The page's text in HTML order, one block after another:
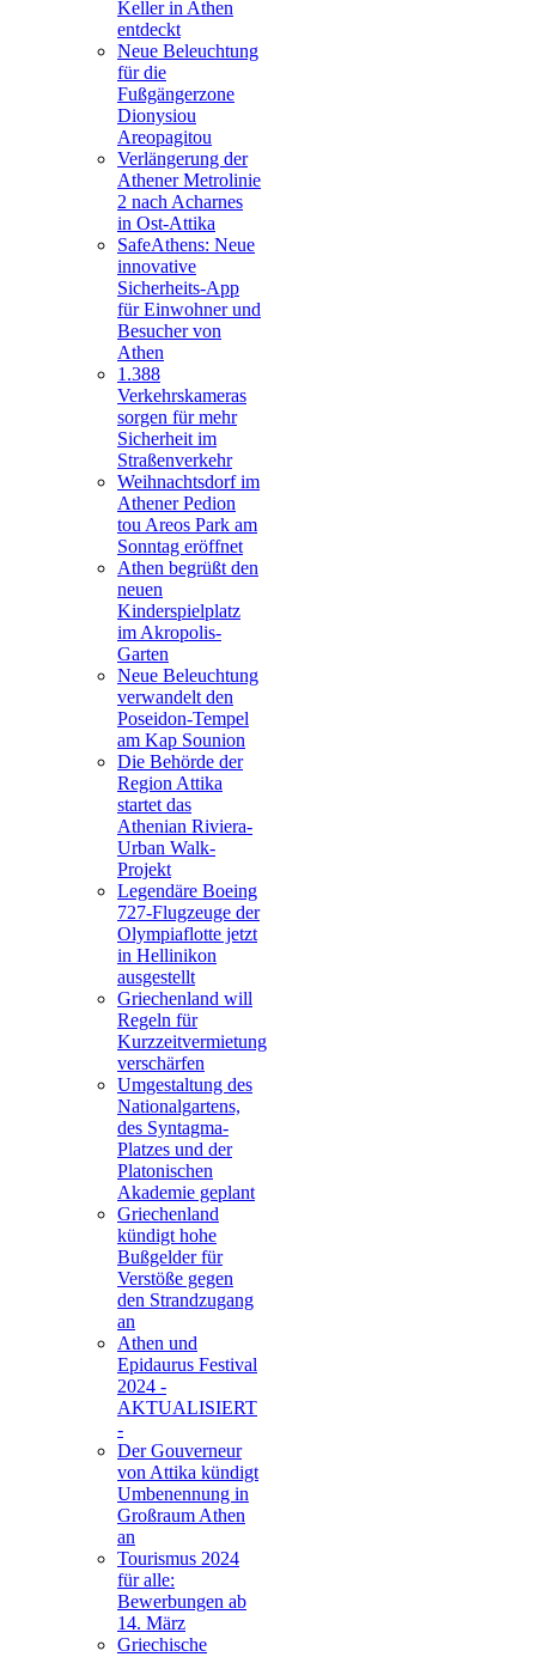
Keller in Athen
entdeckt
Neue Beleuchtung
für die
Fußgängerzone
Dionysiou
Areopagitou
Verlängerung der
Athener Metrolinie
2 nach Acharnes
in Ost-Attika
SafeAthens: Neue
innovative
Sicherheits-App
für Einwohner und
Besucher von
Athen
1.388
Verkehrskameras
sorgen für mehr
Sicherheit im
Straßenverkehr
Weihnachtsdorf im
Athener Pedion
tou Areos Park am
Sonntag eröffnet
Athen begrüßt den
neuen
Kinderspielplatz
im Akropolis-
Garten
Neue Beleuchtung
verwandelt den
Poseidon-Tempel
am Kap Sounion
Die Behörde der
Region Attika
startet das
Athenian Riviera-
Urban Walk-
Projekt
Legendäre Boeing
727-Flugzeuge der
Olympiaflotte jetzt
in Hellinikon
ausgestellt
Griechenland will
Regeln für
Kurzzeitvermietung
verschärfen
Umgestaltung des
Nationalgartens,
des Syntagma-
Platzes und der
Platonischen
Akademie geplant
Griechenland
kündigt hohe
Bußgelder für
Verstöße gegen
den Strandzugang
an
Athen und
Epidaurus Festival
2024 -
AKTUALISIERT
-
Der Gouverneur
von Attika kündigt
Umbenennung in
Großraum Athen
an
Tourismus 2024
für alle:
Bewerbungen ab
14. März
Griechische